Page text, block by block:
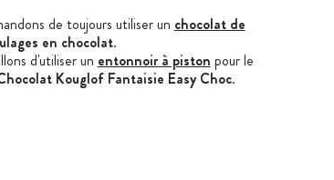
de toujours utiliser un chocolat de
en chocolat.
d'utiliser un entonnoir à piston pour le
Kouglof Fantaisie Easy Choc.